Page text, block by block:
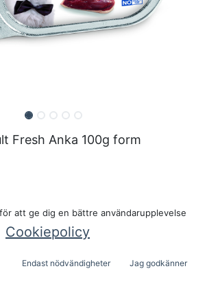
Fresh Anka 100g form
CART
att ge dig en bättre användarupplevelse
Cookiepolicy
Endast nödvändigheter Jag godkänner